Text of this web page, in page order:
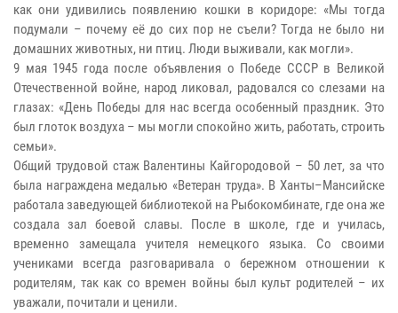
как они удивились появлению кошки в коридоре: «Мы тогда
подумали – почему её до сих пор не съели? Тогда не было ни
домашних животных, ни птиц. Люди выживали, как могли».
9 мая 1945 года после объявления о Победе СССР в Великой
Отечественной войне, народ ликовал, радовался со слезами на
глазах: «День Победы для нас всегда особенный праздник. Это
был глоток воздуха – мы могли спокойно жить, работать, строить
семьи».
Общий трудовой стаж Валентины Кайгородовой – 50 лет, за что
была награждена медалью «Ветеран труда». В Ханты–Мансийске
работала заведующей библиотекой на Рыбокомбинате, где она же
создала зал боевой славы. После в школе, где и училась,
временно замещала учителя немецкого языка. Со своими
учениками всегда разговаривала о бережном отношении к
родителям, так как со времен войны был культ родителей – их
уважали, почитали и ценили.